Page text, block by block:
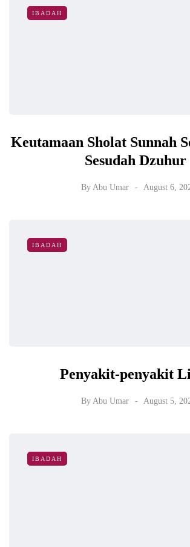
IBADAH
Keutamaan Sholat Sunnah
Sesudah Dzuhur
By Abu Umar August 6,
IBADAH
Penyakit-penyakit
By Abu Umar August 5,
IBADAH